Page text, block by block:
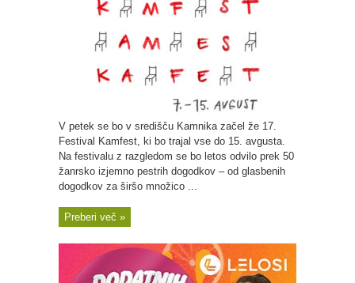
V petek se bo v središču Kamnika začel že 17.
Festival Kamfest, ki bo trajal vse do 15. avgusta.
Na festivalu z razgledom se bo letos odvilo prek 50
žanrsko izjemno pestrih dogodkov – od glasbenih
dogodkov za širšo množico ...
Preberi več »